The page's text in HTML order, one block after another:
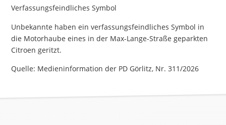
Verfassungsfeindliches Symbol
Unbekannte haben ein verfassungsfeindliches Symbol in
die Motorhaube eines in der Max-Lange-Straße geparkten
Citroen geritzt.
Quelle: Medieninformation der PD Görlitz, Nr. 311/2026